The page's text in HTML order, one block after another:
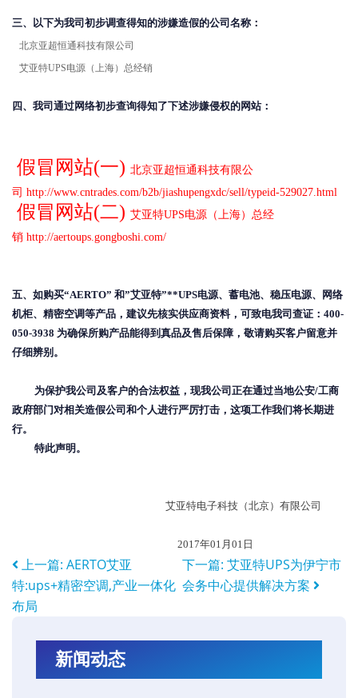
三、以下为我司初步调查得知的涉嫌造假的公司名称：
北京亚超恒通科技有限公司
艾亚特UPS电源（上海）总经销
四、我司通过网络初步查询得知了下述涉嫌侵权的网站：
假冒网站(一) 北京亚超恒通科技有限公
司 http://www.cntrades.com/b2b/jiashupengxdc/sell/typeid-529027.html
假冒网站(二) 艾亚特UPS电源（上海）总经
销 http://aertoups.gongboshi.com/
五、如购买“AERTO” 和”艾亚特”**UPS电源、蓄电池、稳压电源、网络
机柜、精密空调等产品，建议先核实供应商资料，可致电我司查证：400-
050-3938 为确保所购产品能得到真品及售后保障，敬请购买客户留意并
仔细辨别。
为保护我公司及客户的合法权益，现我公司正在通过当地公安/工商
政府部门对相关造假公司和个人进行严厉打击，这项工作我们将长期进
行。
特此声明。
艾亚特电子科技（北京）有限公司
2017年01 月 01 日
上一篇: AERTO艾亚
特:ups+精密空调,产业一体化
布局
下一篇: 艾亚特UPS为伊宁市
会务中心提供解决方案
新闻动态